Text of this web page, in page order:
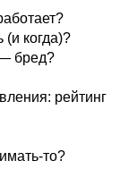
когда)?
бред?
рейтинг
то?